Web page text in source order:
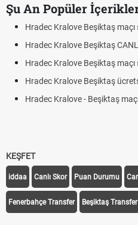
Şu An Popüler
Hradec Kralove Beşiktaş maçı
Hradec Kralove Beşiktaş
Hradec Kralove Beşiktaş
Hradec Kralove Beşiktaş
Hradec Kralove - Beşiktaş
KEŞFET
iddaa Canlı Skor Puan Durumu
Fenerbahçe Transfer Beşiktaş Transfer